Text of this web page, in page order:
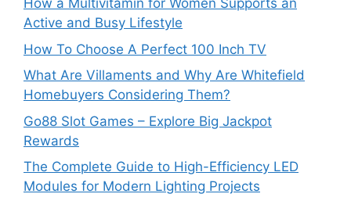
How a Multivitamin for Women Supports an
Active and Busy Lifestyle
How To Choose A Perfect 100 Inch TV
What Are Villaments and Why Are Whitefield
Homebuyers Considering Them?
Go88 Slot Games – Explore Big Jackpot
Rewards
The Complete Guide to High-Efficiency LED
Modules for Modern Lighting Projects